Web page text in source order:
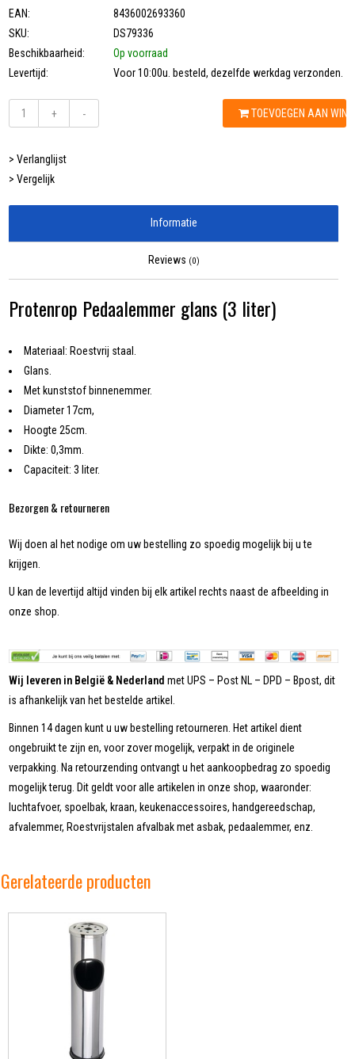
EAN:
8436002693360
SKU:
DS79336
Beschikbaarheid:
Op voorraad
Levertijd:
Voor 10:00u. besteld, dezelfde werkdag verzonden.
+ - TOEVOEGEN AAN
> Verlanglijst
> Vergelijk
Informatie
Reviews (0)
Protenrop Pedaalemmer glans (3 liter)
Materiaal: Roestvrij staal.
Glans.
Met kunststof binnenemmer.
Diameter 17cm,
Hoogte 25cm.
Dikte: 0,3mm.
Capaciteit: 3 liter.
Bezorgen & retourneren
Wij doen al het nodige om uw bestelling zo spoedig mogelijk bij u te
krijgen.
U kan de levertijd altijd vinden bij elk artikel rechts naast de afbeelding in
onze shop.
Wij leveren in België & Nederland met UPS – Post NL – DPD – Bpost, dit
is afhankelijk van het bestelde artikel.
Binnen 14 dagen kunt u uw bestelling retourneren. Het artikel dient
ongebruikt te zijn en, voor zover mogelijk, verpakt in de originele
verpakking. Na retourzending ontvangt u het aankoopbedrag zo spoedig
mogelijk terug. Dit geldt voor alle artikelen in onze shop, waaronder:
luchtafvoer, spoelbak, kraan, keukenaccessoires, handgereedschap,
afvalemmer, Roestvrijstalen afvalbak met asbak, pedaalemmer, enz.
Gerelateerde producten